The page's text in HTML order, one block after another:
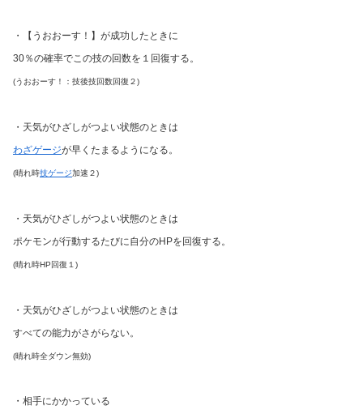
・【うおおーす！】が成功したときに
30％の確率でこの技の回数を１回復する。
(うおおーす！：技後技回数回復２)
・天気がひざしがつよい状態のときは
わざゲージが早くたまるようになる。
(晴れ時技ゲージ加速２)
・天気がひざしがつよい状態のときは
ポケモンが行動するたびに自分のHPを回復する。
(晴れ時HP回復１)
・天気がひざしがつよい状態のときは
すべての能力がさがらない。
(晴れ時全ダウン無効)
・相手にかかっている